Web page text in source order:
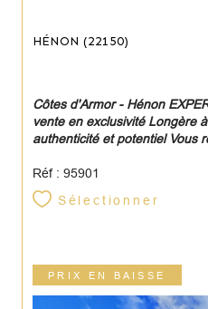
HÉNON (22150)
Côtes d'Armor - Hénon
vente en exclusivité Longère
authenticité et potentiel Vous
Réf : 95901
Sélectionner
PRIX EN BAISSE